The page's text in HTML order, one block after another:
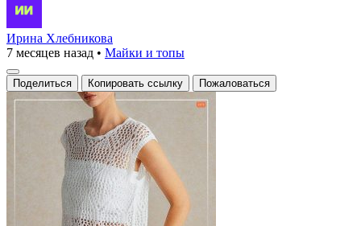
Ирина Хлебникова
7 месяцев назад • Майки и топы
Поделиться Копировать ссылку Пожаловаться